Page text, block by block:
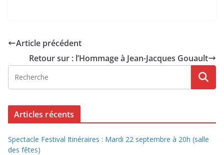
Article précédent
Retour sur : l’Hommage à Jean-Jacques Gouault
Articles récents
Spectacle Festival Itinéraires : Mardi 22 septembre à 20h (salle
des fêtes)